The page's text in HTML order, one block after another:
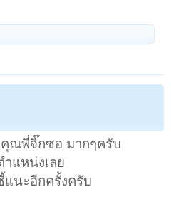
ณพี่จิ๊กซอ มากๆครับ
ำแหน่งเลย
นะอีกครั้งครับ